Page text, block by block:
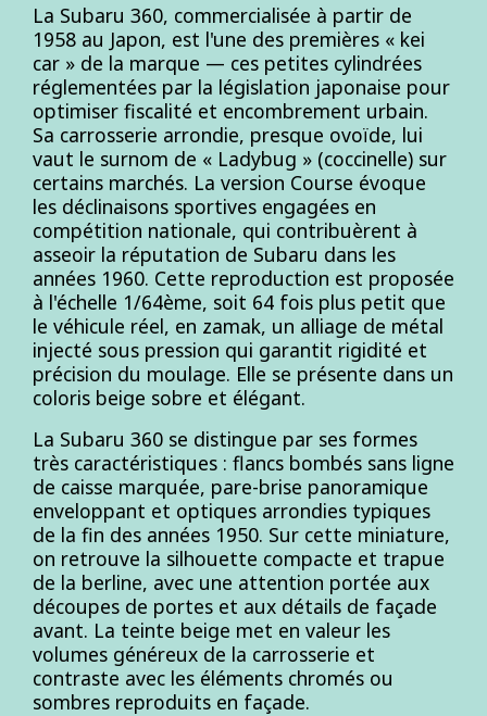
La Subaru 360, commercialisée à partir de
1958 au Japon, est l'une des premières « kei
car » de la marque — ces petites cylindrées
réglementées par la législation japonaise pour
optimiser fiscalité et encombrement urbain.
Sa carrosserie arrondie, presque ovoïde, lui
vaut le surnom de « Ladybug » (coccinelle) sur
certains marchés. La version Course évoque
les déclinaisons sportives engagées en
compétition nationale, qui contribuèrent à
asseoir la réputation de Subaru dans les
années 1960. Cette reproduction est proposée
à l'échelle 1/64ème, soit 64 fois plus petit que
le véhicule réel, en zamak, un alliage de métal
injecté sous pression qui garantit rigidité et
précision du moulage. Elle se présente dans un
coloris beige sobre et élégant.
La Subaru 360 se distingue par ses formes
très caractéristiques : flancs bombés sans ligne
de caisse marquée, pare-brise panoramique
enveloppant et optiques arrondies typiques
de la fin des années 1950. Sur cette miniature,
on retrouve la silhouette compacte et trapue
de la berline, avec une attention portée aux
découpes de portes et aux détails de façade
avant. La teinte beige met en valeur les
volumes généreux de la carrosserie et
contraste avec les éléments chromés ou
sombres reproduits en façade.